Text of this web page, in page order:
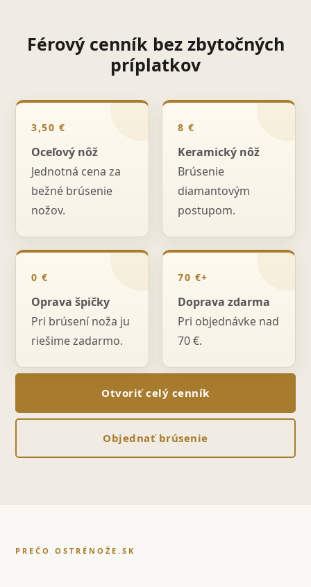
Férový cenník bez zbytočných
príplatkov
3,50 €
Oceľový nôž
Jednotná cena za
bežné brúsenie
nožov.
8 €
Keramický nôž
Brúsenie
diamantovým
postupom.
0 €
Oprava špičky
Pri brúsení noža ju
riešime zadarmo.
70 €+
Doprava zdarma
Pri objednávke nad
70 €.
Otvoriť celý cenník
Objednať brúsenie
PREČO OSTRÉNOŽE.SK